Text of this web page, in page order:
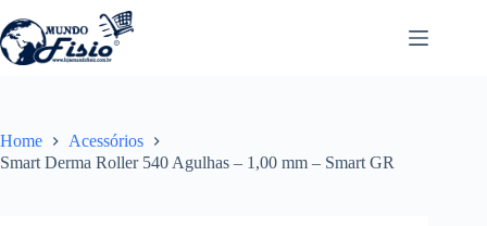
para
o
conteúdo
Home
Acessórios
Smart Derma Roller 540 Agulhas – 1,00 mm – Smart GR